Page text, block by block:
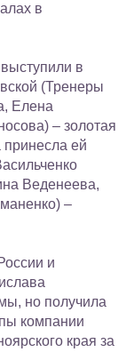
в
в
(Тренеры
Елена
– золотая
ей
Веденеева,
–
и
но получила
компании
края за